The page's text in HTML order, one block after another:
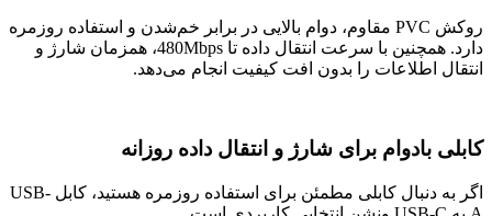
روکش PVC مقاوم، دوام بالایی در برابر خم‌شدن و استفاده روزمره
دارد. همچنین با سرعت انتقال داده تا 480Mbps، همزمان شارژ و
انتقال اطلاعات را بدون افت کیفیت انجام می‌دهد.
کابلی بادوام برای شارژ و انتقال داده روزانه
اگر به دنبال کابلی مطمئن برای استفاده روزمره هستید، کابل USB-